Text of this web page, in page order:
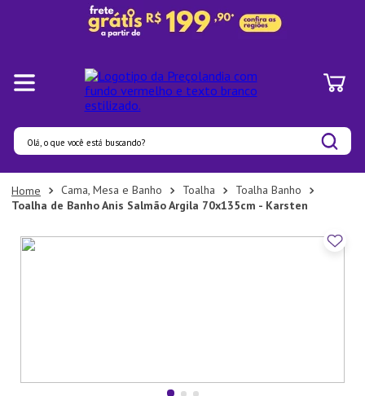
Olá, o que você está buscando?
Cama, Mesa e Banho Toalha
Toalha Banho
Toalha de Banho Anis Salmão Argila 70x135cm - Karsten
Termos mais buscados
1º
Panelas
2º
Pratos
7º
Tapete